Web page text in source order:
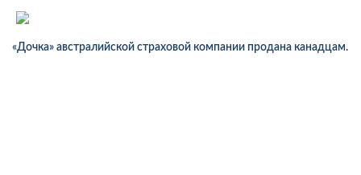
«Дочка» австралийской страховой компании продана канадцам.